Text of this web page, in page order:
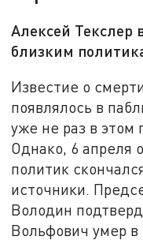
Алексей Текслер
близким
Известие о
появлялось в
уже не раз в этом
Однако, 6 апреля
политик
источники.
Володин
Вольфович умер в